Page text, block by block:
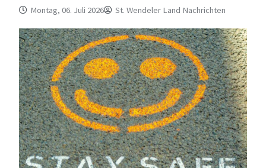
Montag, 06. Juli 2026 St. Wendeler Land Nachrichten